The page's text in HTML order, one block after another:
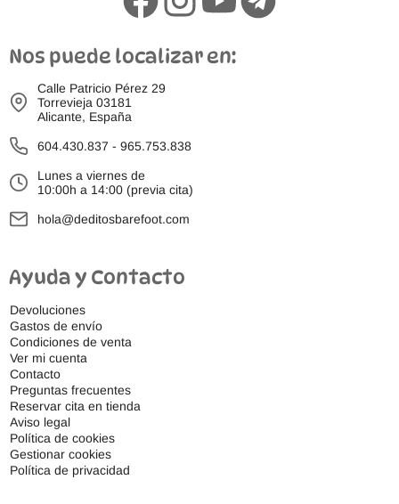
Nos puede localizar en:
Calle Patricio Pérez 29
Torrevieja 03181
Alicante, España
604.430.837 - 965.753.838
Lunes a viernes de
10:00h a 14:00 (previa cita)
hola@deditosbarefoot.com
Ayuda y Contacto
Devoluciones
Gastos de envío
Condiciones de venta
Ver mi cuenta
Contacto
Preguntas frecuentes
Reservar cita en tienda
Aviso legal
Política de cookies
Gestionar cookies
Política de privacidad